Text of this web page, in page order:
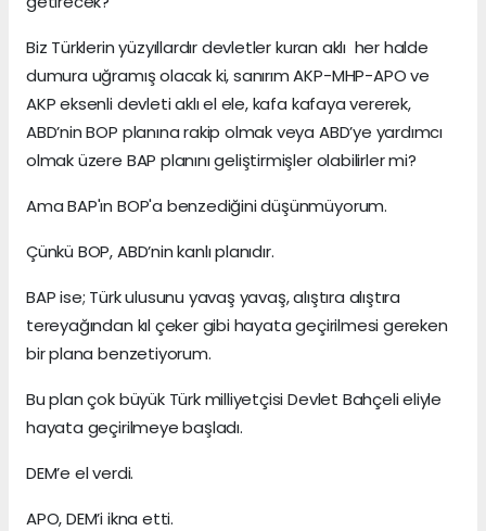
Biz Türklerin yüzyıllardır devletler kuran aklı her halde
dumura uğramış olacak ki, sanırım AKP-MHP-APO ve
AKP eksenli devleti aklı el ele, kafa kafaya vererek,
ABD’nin BOP planına rakip olmak veya ABD’ye yardımcı
olmak üzere BAP planını geliştirmişler olabilirler mi?
Ama BAP'ın BOP'a benzediğini düşünmüyorum.
Çünkü BOP, ABD’nin kanlı planıdır.
BAP ise; Türk ulusunu yavaş yavaş, alıştıra alıştıra
tereyağından kıl çeker gibi hayata geçirilmesi gereken
bir plana benzetiyorum.
Bu plan çok büyük Türk milliyetçisi Devlet Bahçeli eliyle
hayata geçirilmeye başladı.
DEM’e el verdi.
APO, DEM’i ikna etti.